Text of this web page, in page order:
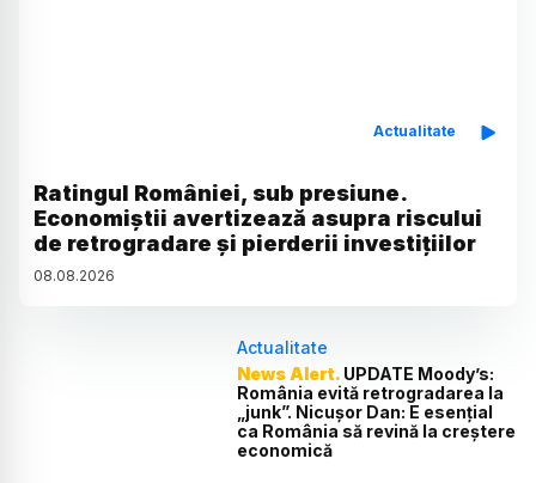
Actualitate
Ratingul României, sub presiune.
Economiștii avertizează asupra riscului
de retrogradare și pierderii investițiilor
08.08.2026
Actualitate
News Alert. UPDATE Moody’s:
România evită retrogradarea la
„junk”. Nicușor Dan: E esențial
ca România să revină la creștere
economică